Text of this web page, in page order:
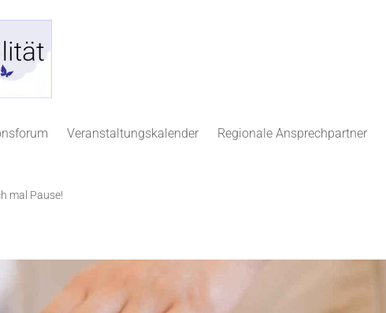
Veranstaltungskalender Regionale Ansprechpartner
mal Pause!